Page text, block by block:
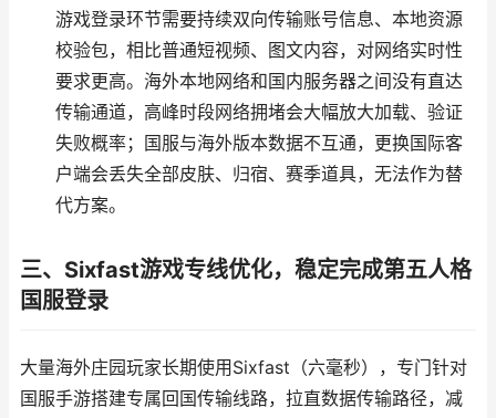
游戏登录环节需要持续双向传输账号信息、本地资源
校验包，相比普通短视频、图文内容，对网络实时性
要求更高。海外本地网络和国内服务器之间没有直达
传输通道，高峰时段网络拥堵会大幅放大加载、验证
失败概率；国服与海外版本数据不互通，更换国际客
户端会丢失全部皮肤、归宿、赛季道具，无法作为替
代方案。
三、Sixfast游戏专线优化，稳定完成第五人格
国服登录
大量海外庄园玩家长期使用Sixfast（六毫秒），专门针对
国服手游搭建专属回国传输线路，拉直数据传输路径，减